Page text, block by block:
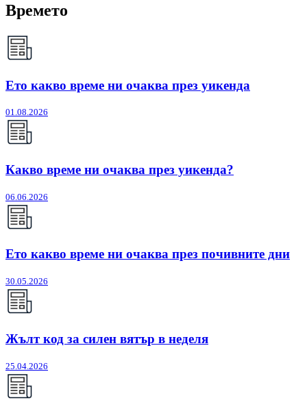
Времето
Ето какво време ни очаква през уикенда
01.08.2026
Какво време ни очаква през уикенда?
06.06.2026
Ето какво време ни очаква през почивните дни
30.05.2026
Жълт код за силен вятър в неделя
25.04.2026